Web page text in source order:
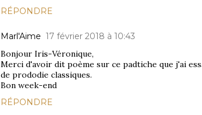
RÉPONDRE
Marl'Aime 17 février 2018 à 10:43
Bonjour Iris-Véronique,
Merci d'avoir dit poème sur ce padtiche que j'ai
de prododie classiques.
Bon week-end
RÉPONDRE